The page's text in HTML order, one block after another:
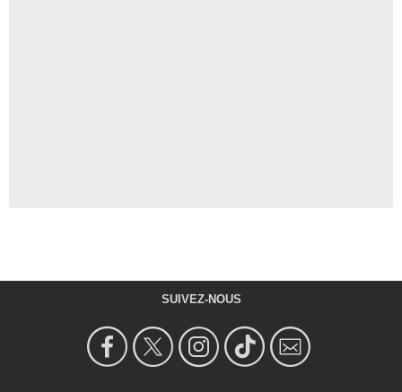
SUIVEZ-NOUS